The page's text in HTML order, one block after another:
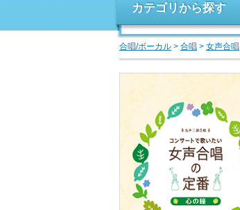
カテゴリから探す
合唱/ボーカル > 合唱 > 女声合唱